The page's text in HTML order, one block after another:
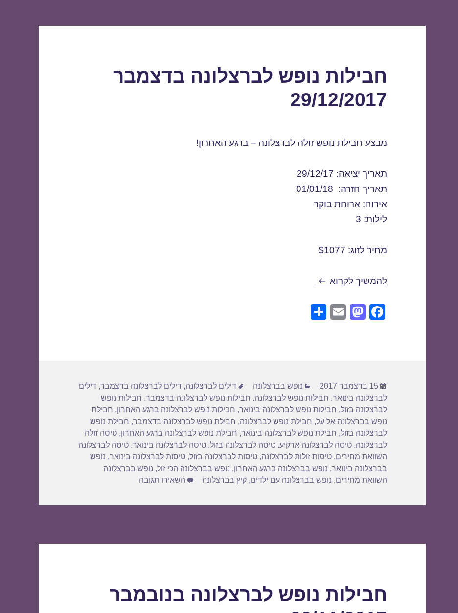
חבילות נופש לברצלונה בדצמבר
29/12/2017
מבצע חבילת נופש זולה לברצלונה – ברגע האחרון!
תאריך יציאה: 29/12/17
תאריך חזרה: 01/01/18
אירוח: ארוחת בוקר
לילות: 3
מחיר לזוג: $1077
להמשיך לקרוא חבילות נופש לברצלונה בדצמבר 29/12/2017
F
o
o
k
M
o
n
E
פורסם
בתאריך
15 בדצמבר 2017 קטגוריות
נופש בברצלונה תגיות
דילים לברצלונה,דילים לברצלונה בדצמבר,דילים
לברצלונה בינואר, חבילות נופש לברצלונה, חבילות נופש לברצלונה בדצמבר, חבילות נופש
לברצלונה בזול, חבילות נופש לברצלונה בינואר, חבילות נופש לברצלונה ברגע האחרון, חבילת
נופש בברצלונה אל על, חבילת נופש לברצלונה, חבילת נופש לברצלונה בדצמבר, חבילת נופש
לברצלונה בזול, חבילת נופש לברצלונה בינואר, חבילת נופש לברצלונה ברגע האחרון,טיסה זולה
לברצלונה,טיסה לברצלונה ארקיע,טיסה לברצלונה בזול,טיסה לברצלונה בינואר,טיסה לברצלונה
השוואת מחירים,טיסות זולות לברצלונה,טיסות לברצלונה בזול,טיסות לברצלונה בינואר, נופש
בברצלונה בינואר, נופש בברצלונה ברגע האחרון, נופש בברצלונה הכי זול, נופש בברצלונה
השוואת מחירים, נופש בברצלונה עם ילדים,קיץ בברצלונה השאירו תגובה
חבילות נופש לברצלונה בנובמבר